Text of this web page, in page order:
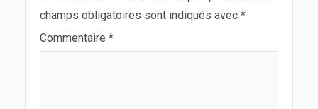
champs obligatoires sont indiqués avec *
Commentaire *